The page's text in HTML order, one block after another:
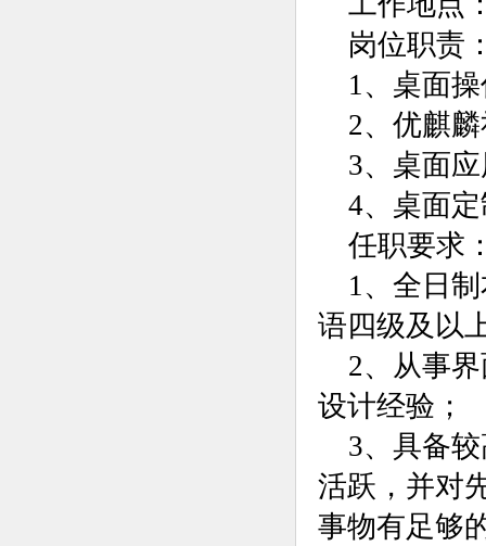
岗位职责
1、桌面
2、优麒
3、桌面
4、桌面
任职要求
1、全日
语四级及以
2、从事
设计经验；
3、具备
活跃，并对
事物有足够